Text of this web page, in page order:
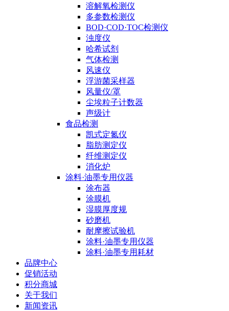
溶解氧检测仪
多参数检测仪
BOD·COD·TOC检测仪
浊度仪
哈希试剂
气体检测
风速仪
浮游菌采样器
风量仪/罩
尘埃粒子计数器
声级计
食品检测
凯式定氮仪
脂肪测定仪
纤维测定仪
消化炉
涂料·油墨专用仪器
涂布器
涂膜机
湿膜厚度规
砂磨机
耐摩擦试验机
涂料·油墨专用仪器
涂料·油墨专用耗材
品牌中心
促销活动
积分商城
关于我们
新闻资讯